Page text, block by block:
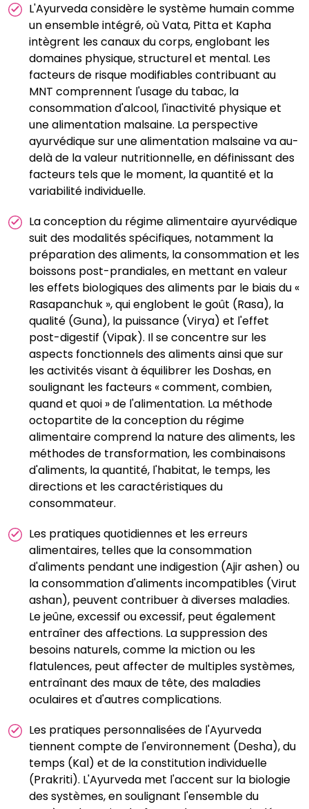
L'Ayurveda considère le système humain comme
un ensemble intégré, où Vata, Pitta et Kapha
intègrent les canaux du corps, englobant les
domaines physique, structurel et mental. Les
facteurs de risque modifiables contribuant au
MNT comprennent l'usage du tabac, la
consommation d'alcool, l'inactivité physique et
une alimentation malsaine. La perspective
ayurvédique sur une alimentation malsaine va au-
delà de la valeur nutritionnelle, en définissant des
facteurs tels que le moment, la quantité et la
variabilité individuelle.
La conception du régime alimentaire ayurvédique
suit des modalités spécifiques, notamment la
préparation des aliments, la consommation et les
boissons post-prandiales, en mettant en valeur
les effets biologiques des aliments par le biais du «
Rasapanchuk », qui englobent le goût (Rasa), la
qualité (Guna), la puissance (Virya) et l'effet
post-digestif (Vipak). Il se concentre sur les
aspects fonctionnels des aliments ainsi que sur
les activités visant à équilibrer les Doshas, en
soulignant les facteurs « comment, combien,
quand et quoi » de l'alimentation. La méthode
octopartite de la conception du régime
alimentaire comprend la nature des aliments, les
méthodes de transformation, les combinaisons
d'aliments, la quantité, l'habitat, le temps, les
directions et les caractéristiques du
consommateur.
Les pratiques quotidiennes et les erreurs
alimentaires, telles que la consommation
d'aliments pendant une indigestion (Ajir ashen) ou
la consommation d'aliments incompatibles (Virut
ashan), peuvent contribuer à diverses maladies.
Le jeûne, excessif ou excessif, peut également
entraîner des affections. La suppression des
besoins naturels, comme la miction ou les
flatulences, peut affecter de multiples systèmes,
entraînant des maux de tête, des maladies
oculaires et d'autres complications.
Les pratiques personnalisées de l'Ayurveda
tiennent compte de l'environnement (Desha), du
temps (Kal) et de la constitution individuelle
(Prakriti). L'Ayurveda met l'accent sur la biologie
des systèmes, en soulignant l'ensemble du